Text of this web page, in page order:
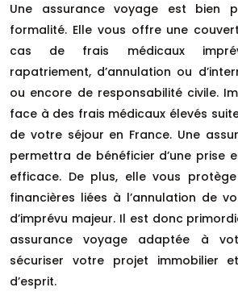
Une assurance voyage est bien
formalité. Elle vous offre une
cas de frais médicaux
rapatriement, d’annulation ou
ou encore de responsabilité civile.
face à des frais médicaux élevés
de votre séjour en France. Une
permettra de bénéficier d’une prise
efficace. De plus, elle vous
financières liées à l’annulation de
d’imprévu majeur. Il est donc
assurance voyage adaptée à
sécuriser votre projet immobilier
d’esprit.